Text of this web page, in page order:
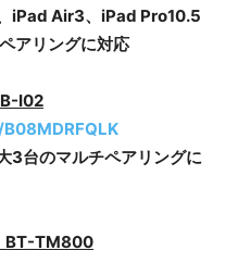
iPad Air3、iPad Pro10.5
アリングに対応
I02
3台のマルチペアリングに
BT-TM800